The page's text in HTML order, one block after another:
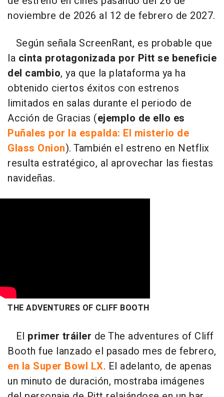
noviembre de 2026 al 12 de febrero de 2027.
Según señala ScreenRant, es probable que
la cinta protagonizada por Pitt se beneficie
del cambio, ya que la plataforma ya ha
obtenido ciertos éxitos con estrenos
limitados en salas durante el periodo de
Acción de Gracias (ejemplo de ello es
Puñales por la espalda: El misterio de
Glass Onion). También el estreno en Netflix
resulta estratégico, al aprovechar las fiestas
navideñas.
THE ADVENTURES OF CLIFF BOOTH
El primer tráiler de The adventures of Cliff
Booth fue lanzado el pasado mes de febrero,
en la Super Bowl LX. El adelanto, de apenas
un minuto de duración, mostraba imágenes